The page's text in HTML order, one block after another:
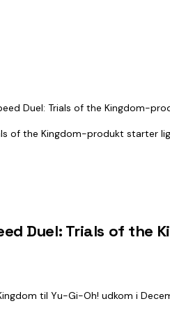
Duel: Trials of the Kingdom-
of the Kingdom-produkt starter
Duel: Trials of the
til Yu-Gi-Oh! udkom i